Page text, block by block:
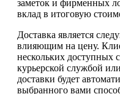
заметок и фирменных
вклад в итоговую
Доставка является
влияющим на цену.
нескольких доступных
курьерской службой
доставки будет
выбранного вами